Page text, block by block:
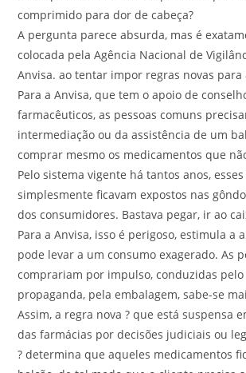
comprimido para dor de cabeça?
A pergunta parece absurda, mas é
colocada pela Agência Nacional de
Anvisa. ao tentar impor regras novas para
Para a Anvisa, que tem o apoio de
farmacêuticos, as pessoas comuns
intermediação ou da assistência de um
comprar mesmo os medicamentos que
Pelo sistema vigente há tantos anos,
simplesmente ficavam expostos nas
dos consumidores. Bastava pegar, ir ao
Para a Anvisa, isso é perigoso, estimula a
pode levar a um consumo exagerado. As
comprariam por impulso, conduzidas
propaganda, pela embalagem, sabe-se
Assim, a regra nova ? que está suspensa
das farmácias por decisões judiciais ou
? determina que aqueles medicamentos